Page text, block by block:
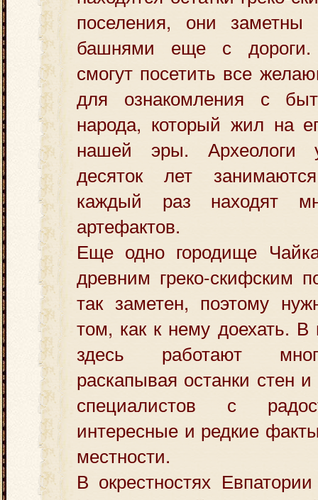
поселения, они заметны
башнями еще с дороги.
смогут посетить все
для ознакомления с
народа, который жил на
нашей эры.
десяток лет
каждый раз находят
артефактов.
Еще одно городище
древним греко-скифским
так заметен, поэтому
том, как к нему доехать.
здесь работают
раскапывая останки стен
специалистов с
интересные и редкие
местности.
В окрестностях